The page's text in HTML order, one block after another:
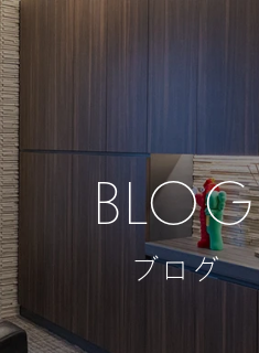
BLOG
ブログ